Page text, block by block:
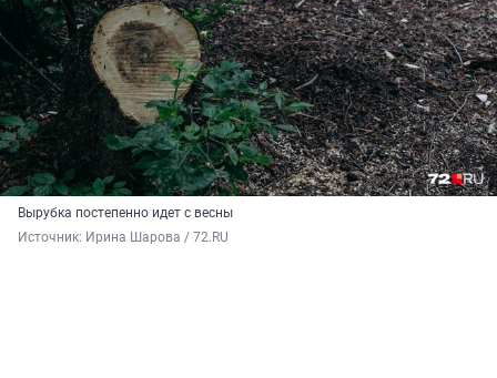
Вырубка постепенно идет с весны
Источник: Ирина Шарова / 72.RU